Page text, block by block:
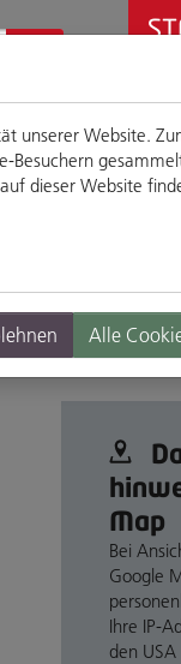
Standorte
Map
Bei
Google
Ihre IP-
den
unserer Website.
Besuchern
dieser Website
Alle